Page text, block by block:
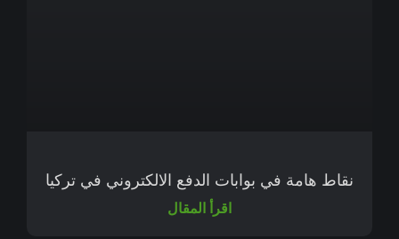
نقاط هامة في بوابات الدفع الالكتروني في تركيا
اقرأ المقال